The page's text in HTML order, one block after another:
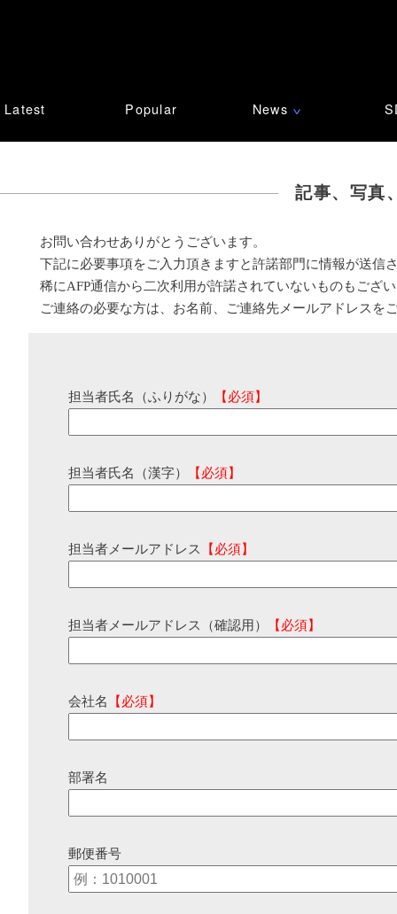
Latest Popular News ∨
記事、写真
お問い合わせありがとうございます。
下記に必要事項をご入力頂きますと許諾部門に情報が送信
稀にAFP通信から二次利用が許諾されていないものもござ
ご連絡の必要な方は、お名前、ご連絡先メールアドレスを
担当者氏名（ふりがな） 【必須】
担当者氏名（漢字） 【必須】
担当者メールアドレス 【必須】
担当者メールアドレス（確認用） 【必須】
会社名 【必須】
部署名
郵便番号